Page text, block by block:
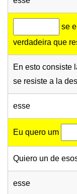
se
verdadeira que
En esto consiste
se resiste a la
esse
Eu quero um
Quiero un de
esse